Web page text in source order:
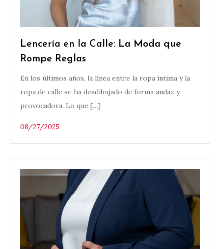
Lencería en la Calle: La Moda que
Rompe Reglas
En los últimos años, la línea entre la ropa íntima y la
ropa de calle se ha desdibujado de forma audaz y
provocadora. Lo que […]
08/27/2025